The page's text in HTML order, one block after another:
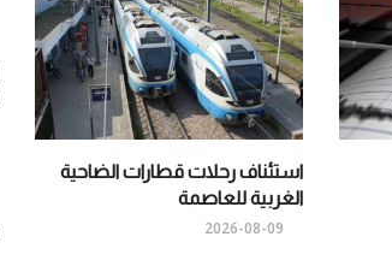
استئناف رحلات قطارات الضاحية
الغربية للعاصمة
2026-08-09